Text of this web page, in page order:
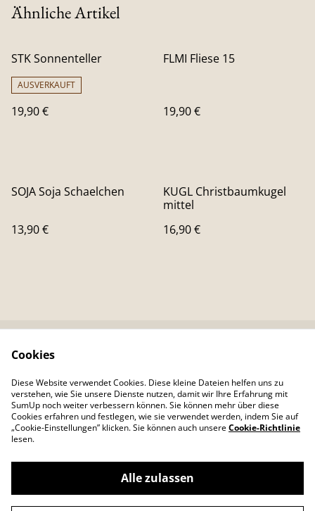
Ähnliche Artikel
STK Sonnenteller
AUSVERKAUFT
19,90 €
FLMI Fliese 15
19,90 €
SOJA Soja Schaelchen
13,90 €
KUGL Christbaumkugel
mittel
16,90 €
Kontaktieren Sie uns
Datenschutzbestimm
ungen von SumUp
Cookie-Richtlinie
©2026Colour Your Day
Cookies
Diese Website verwendet Cookies. Diese kleine Dateien helfen uns zu
verstehen, wie Sie unsere Dienste nutzen, damit wir Ihre Erfahrung mit
SumUp noch weiter verbessern können. Sie können mehr über diese
Cookies erfahren und festlegen, wie sie verwendet werden, indem Sie auf
„Cookie-Einstellungen” klicken. Sie können auch unsereCookie-Richtlinie
lesen.
Alle zulassen